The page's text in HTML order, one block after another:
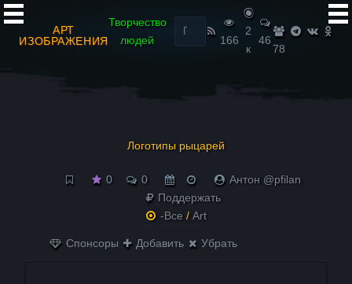
АРТ
ИЗОБРАЖЕНИЯ
Творчество
людей
Найти:
166
2
к
46
78
Логотипы рыцарей
0 0
Антон @pfilan
Поддержать
-Все / Art
Спонсоры Добавить Убрать